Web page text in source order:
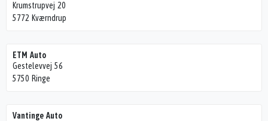
Krumstrupvej 20
5772 Kværndrup
ETM Auto
Gestelevvej 56
5750 Ringe
Vantinge Auto